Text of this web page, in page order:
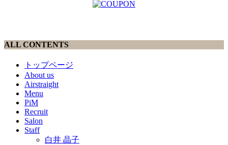
ALL CONTENTS
トップページ
About us
Airstraight
Menu
PiM
Recruit
Salon
Staff
白井 晶子